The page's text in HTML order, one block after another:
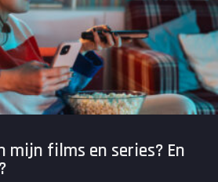
a
g
o
mijn films en series? En